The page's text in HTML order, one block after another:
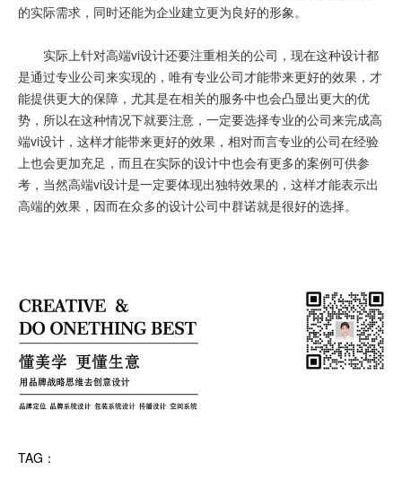
的实际需求，同时还能为企业建立更为良好的形象。
实际上针对高端vi设计还要注重相关的公司，现在这种设计都
是通过专业公司来实现的，唯有专业公司才能带来更好的效果，才
能提供更大的保障，尤其是在相关的服务中也会凸显出更大的优
势，所以在这种情况下就要注意，一定要选择专业的公司来完成高
端vi设计，这样才能带来更好的效果，相对而言专业的公司在经验
上也会更加充足，而且在实际的设计中也会有更多的案例可供参
考，当然高端vi设计是一定要体现出独特效果的，这样才能表示出
高端的效果，因而在众多的设计公司中群诺就是很好的选择。
TAG：